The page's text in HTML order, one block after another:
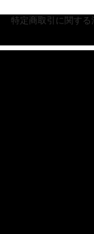
特定商取引に関す